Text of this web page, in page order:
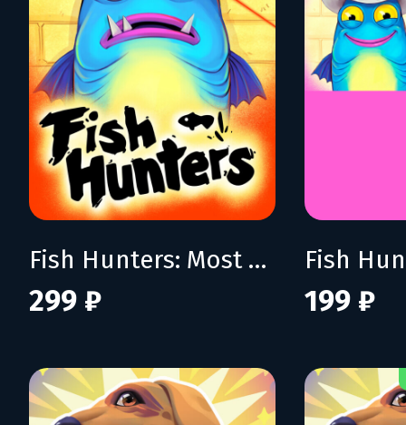
Fish Hunters: Most Lethal Fishing Simulator
299 ₽ 199 ₽